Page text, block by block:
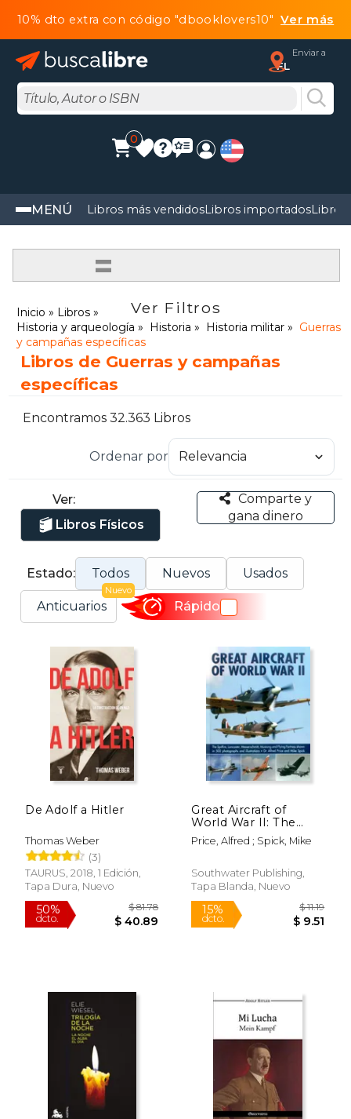
10% dto extra con código "dbooklovers10"Ver más
Enviar a
FL
0
MENÚ Libros más vendidosLibros importadosLibros
=
Ver Filtros
Inicio
Libros
Historia y arqueología
Historia Historia militar
Guerras
y campañas específicas
Libros de Guerras y campañas
específicas
Encontramos 32.363 Libros
Ordenar por
Ver:
Libros Físicos
Comparte y
gana dinero
Estado: Todos Nuevos Usados
Anticuarios
Nuevo
Rápido
De Adolf a Hitler
Thomas Weber
(3)
TAURUS, 2018, 1 Edición,
Tapa Dura, Nuevo
Great Aircraft of
World War II: The
Spitfire, Lancaster,
Messerschmitt,
Fortress Shown in
500 Photographs and
Inglés)
Price, Alfred ; Spick, Mike
Southwater Publishing,
Tapa Blanda, Nuevo
15%
dcto.